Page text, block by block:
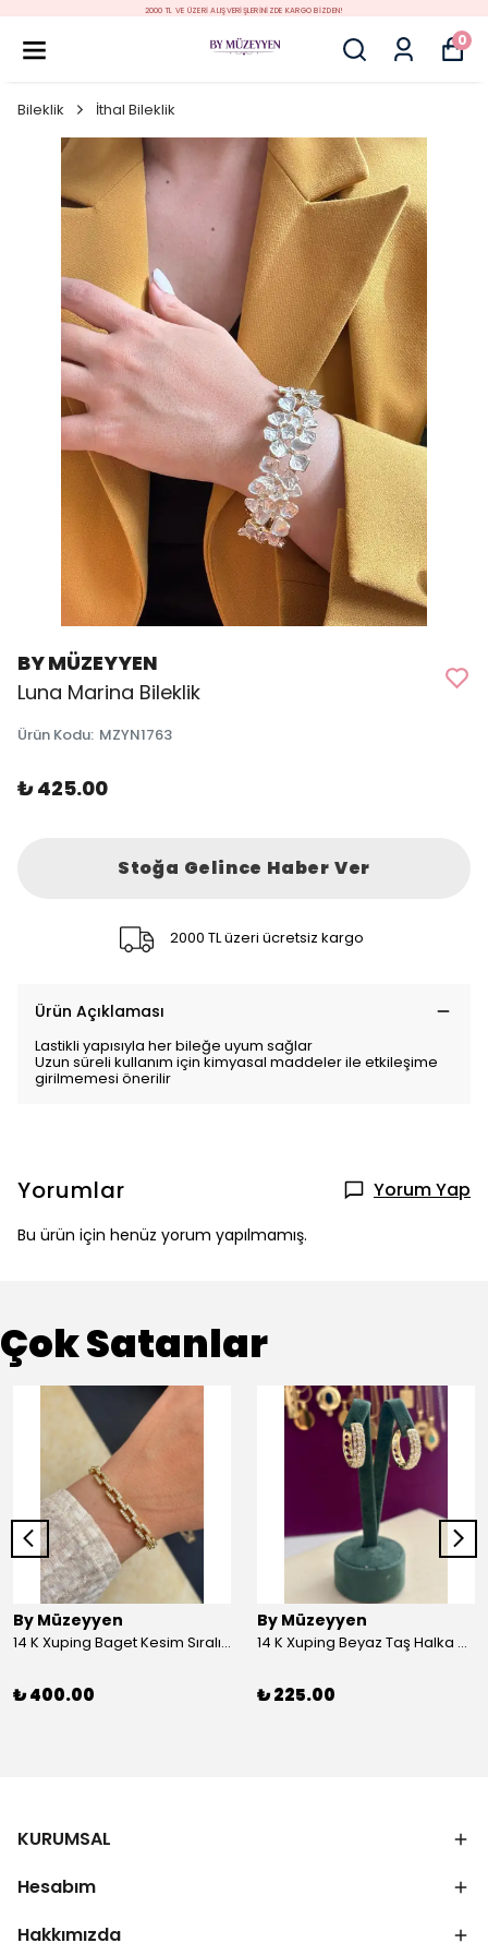
2000 TL VE ÜZERİ ALIŞVERİŞLERİNİZDE KARGO BİZDEN!
0
Bileklik İthal Bileklik
BY MÜZEYYEN
Luna Marina Bileklik
Ürün Kodu: MZYN1763
₺ 425.00
Stoğa Gelince Haber Ver
2000 TL üzeri ücretsiz kargo
Ürün Açıklaması
Lastikli yapısıyla her bileğe uyum sağlar
Uzun süreli kullanım için kimyasal maddeler ile etkileşime
girilmemesi önerilir
Yorumlar Yorum Yap
Bu ürün için henüz yorum yapılmamış.
Çok Satanlar
By Müzeyyen
14 K Xuping Baget Kesim Sıralı Bileklik
₺ 400.00
By Müzeyyen
14 K Xuping Beyaz Taş Halka Küpe
₺ 225.00
KURUMSAL
Hesabım
Hakkımızda